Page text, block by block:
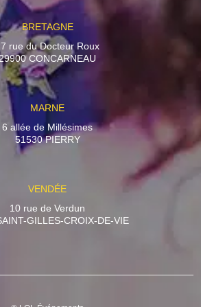
BRETAGNE
rue du Docteur Roux
CONCARNEAU
MARNE
6 allée de Millésimes
51530 PIERRY
VENDÉE
10 rue de Verdun
GILLES-CROIX-DE-VIE